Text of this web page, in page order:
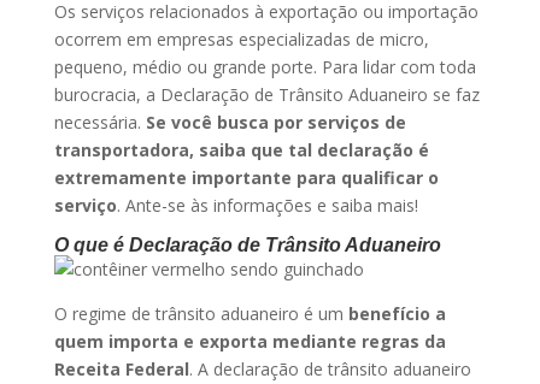
Os serviços relacionados à exportação ou importação
ocorrem em empresas especializadas de micro,
pequeno, médio ou grande porte. Para lidar com toda
burocracia, a Declaração de Trânsito Aduaneiro se faz
necessária. Se você busca por serviços de
transportadora, saiba que tal declaração é
extremamente importante para qualificar o
serviço. Ante-se às informações e saiba mais!
O que é Declaração de Trânsito Aduaneiro
O regime de trânsito aduaneiro é um benefício a
quem importa e exporta mediante regras da
Receita Federal. A declaração de trânsito aduaneiro